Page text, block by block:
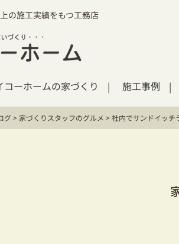
の施工実績をもつ工務店
コーホームの家づくり 施工事例
グ> 家づくりスタッフのグルメ >社内でサンドイッチ